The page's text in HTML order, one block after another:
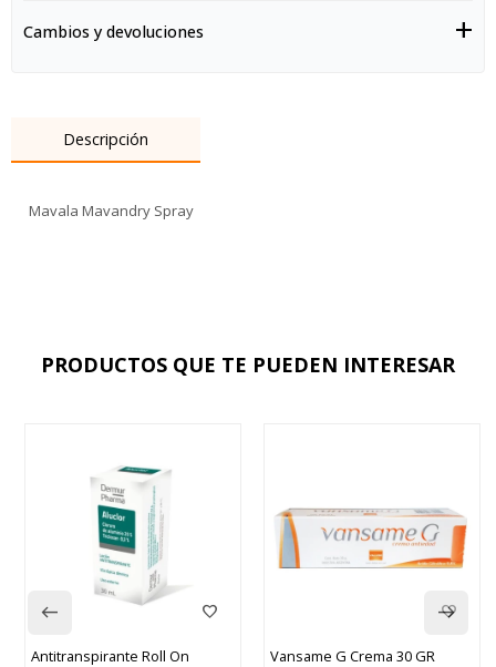
Cambios y devoluciones
Descripción
Mavala Mavandry Spray
PRODUCTOS QUE TE PUEDEN INTERESAR
Antitranspirante Roll On
Vansame G Crema 30 GR